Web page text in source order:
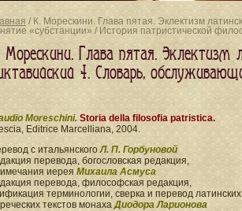
/ К. Морескини. Глава пятая. Эклектизм
«субстанции» / История патристической
Морескини. Глава пятая. Эклектизм
4. Словарь,
Moreschini. Storia della filosofia patristica.
Editrice Marcelliana, 2004.
с итальянскогоЛ. П. Горбуновой
перевода, богословская редакция,
иерея Михаила Асмуса
перевода, философская редакция,
терминологии, сверка и перевод латинских
текстов монахаДиодора Ларионова